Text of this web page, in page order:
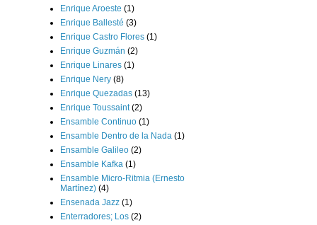
Enrique Aroeste (1)
Enrique Ballesté (3)
Enrique Castro Flores (1)
Enrique Guzmán (2)
Enrique Linares (1)
Enrique Nery (8)
Enrique Quezadas (13)
Enrique Toussaint (2)
Ensamble Continuo (1)
Ensamble Dentro de la Nada (1)
Ensamble Galileo (2)
Ensamble Kafka (1)
Ensamble Micro-Ritmia (Ernesto
Martínez) (4)
Ensenada Jazz (1)
Enterradores; Los (2)